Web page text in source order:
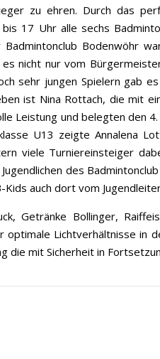
zu ehren. Durch das
17 Uhr alle sechs
Bodenwöhr
nicht nur vom
sehr jungen Spielern gab
ist Nina Rottach, die mit
Leistung und belegten den 4.
U13 zeigte Annalena
viele Turniereinsteiger
des
auch dort vom
Getränke Bollinger,
optimale Lichtverhältnisse in
die mit Sicherheit in